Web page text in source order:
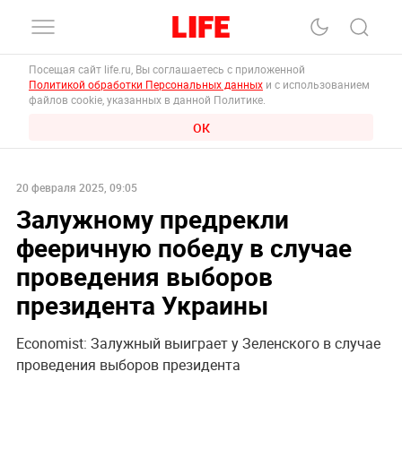
Посещая сайт life.ru, Вы соглашаетесь с приложенной
Политикой обработки Персональных данных и с использованием
файлов cookie, указанных в данной Политике.
ОК
20 февраля 2025, 09:05
Залужному предрекли
фееричную победу в случае
проведения выборов
президента Украины
Economist: Залужный выиграет у Зеленского в случае
проведения выборов президента